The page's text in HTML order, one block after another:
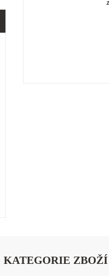
KATEGORIE ZBOŽÍ